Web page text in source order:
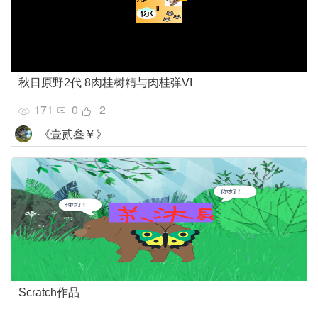
秋日原野2代 8肉桂树精与肉桂弹VI
171 0
2
《壹贰叁￥》
Scratch作品